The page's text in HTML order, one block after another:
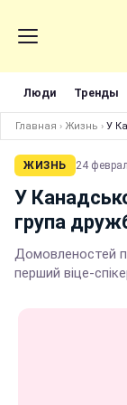
Люди Тренды
Главная › Жизнь › У
ЖИЗНЬ 24
У
група
Домовленостей
перший віце-